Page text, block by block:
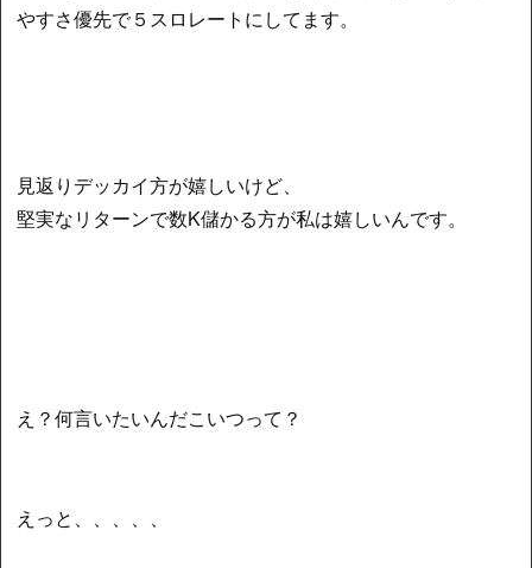
やすさ優先で５スロレートにしてます。
見返りデッカイ方が嬉しいけど、
堅実なリターンで数K儲かる方が私は嬉しいんです。
え？何言いたいんだこいつって？
えっと、、、、、